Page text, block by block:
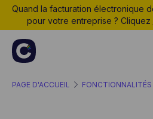
Quand la facturation électronique
pour votre entreprise ? Cliquez
PAGE D'ACCUEIL FONCTIONNALITÉS